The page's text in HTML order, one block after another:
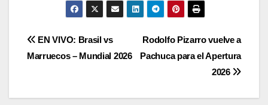
Navegación
entradas
Rodolfo Pizarro vuelve a
Pachuca para el Apertura
2026
EN VIVO: Brasil vs
Marruecos – Mundial 2026